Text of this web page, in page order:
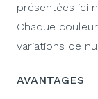
présentées ici
Chaque
variations de
AVANTAGES